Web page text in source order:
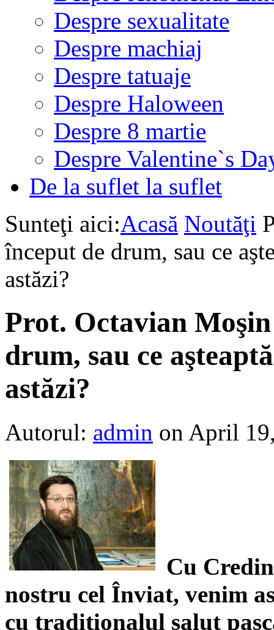
Despre sexualitate
Despre machiaj
Despre tatuaje
Despre Haloween
Despre 8 martie
Despre Valentine`s
De la suflet la suflet
Sunteţi aici:Acasă Noutăţi
început de drum, sau ce
astăzi?
Prot. Octavian
drum, sau ce
astăzi?
Autorul: admin on April
Cu
nostru cel Înviat, venim
cu tradiţionalul salut